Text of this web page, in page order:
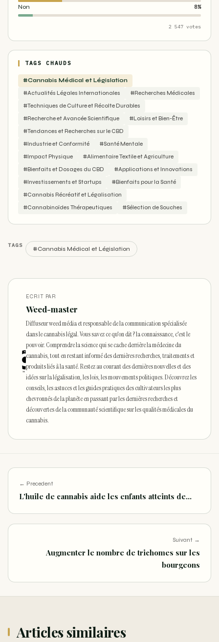
Non 8%
2 547 votes
TAGS CHAUDS
#Cannabis Médical et Législation
#Actualités Légales Internationales
#Recherches Médicales
#Techniques de Culture et Récolte Durables
#Recherche et Avancée Scientifique
#Loisirs et Bien-Être
#Tendances et Recherches sur le CBD
#Industrie et Conformité
#Santé Mentale
#Impact Physique
#Alimentaire Textile et Agriculture
#Bienfaits et Dosages du CBD
#Applications et Innovations
#Investissements et Startups
#Bienfaits pour la Santé
#Cannabis Récréatif et Légalisation
#Cannabinoïdes Thérapeutiques
#Sélection de Souches
TAGS
#Cannabis Médical et Législation
ECRIT PAR
Weed-master
Diffuseur weed média et responsable de la communication spécialisée
dans le cannabis légal. Vous savez ce qu'on dit ? la connaissance, c'est le
pouvoir. Comprendre la science qui se cache derrière la médecine du
cannabis, tout en restant informé des dernières recherches, traitements et
produits liés à la santé. Restez au courant des dernières nouvelles et des
idées sur la légalisation, les lois, les mouvements politiques. Découvrez les
conseils, les astuces et les guides pratiques des cultivateurs les plus
chevronnés de la planète en passant par les dernières recherches et
découvertes de la communauté scientifique sur les qualités médicales du
cannabis.
← Precedent
L'huile de cannabis aide les enfants atteints de…
Suivant →
Augmenter le nombre de trichomes sur les
bourgeons
Articles similaires